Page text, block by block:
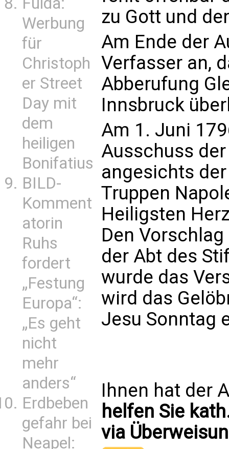
Werbung
für
Christoph
er Street
Day mit
dem
heiligen
Bonifatius
BILD-
Komment
atorin
Ruhs
fordert
„Festung
Europa“:
„Es geht
nicht
mehr
anders“
Erdbeben
gefahr bei
Neapel:
zu Gott und
Am Ende der
Verfasser an,
Abberufung
Innsbruck
Am 1. Juni
Ausschuss
angesichts
Truppen
Heiligsten
Den
der Abt des
wurde das
wird das
Jesu Sonntag
Ihnen hat der
helfen Sie
via